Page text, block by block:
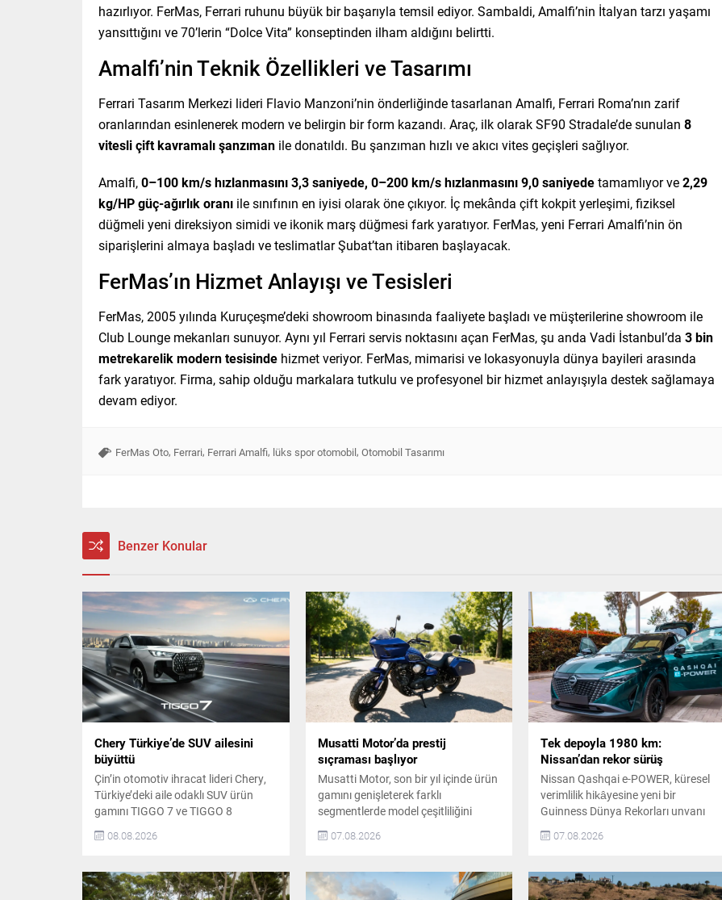
hazırlıyor. FerMas, Ferrari ruhunu büyük bir başarıyla temsil ediyor. Sambaldi, Amalfi’nin İtalyan tarzı yaşamı
yansıttığını ve 70’lerin “Dolce Vita” konseptinden ilham aldığını belirtti.
Amalfi’nin Teknik Özellikleri ve Tasarımı
Ferrari Tasarım Merkezi lideri Flavio Manzoni’nin önderliğinde tasarlanan Amalfi, Ferrari Roma’nın zarif
oranlarından esinlenerek modern ve belirgin bir form kazandı. Araç, ilk olarak SF90 Stradale’de sunulan 8
vitesli çift kavramalı şanzıman ile donatıldı. Bu şanzıman hızlı ve akıcı vites geçişleri sağlıyor.
Amalfi,0–100 km/s hızlanmasını 3,3 saniyede, 0–200 km/s hızlanmasını 9,0 saniyedetamamlıyor ve2,29
kg/HP güç-ağırlık oranı ile sınıfının en iyisi olarak öne çıkıyor. İç mekânda çift kokpit yerleşimi, fiziksel
düğmeli yeni direksiyon simidi ve ikonik marş düğmesi fark yaratıyor. FerMas, yeni Ferrari Amalfi’nin ön
siparişlerini almaya başladı ve teslimatlar Şubat’tan itibaren başlayacak.
FerMas’ın Hizmet Anlayışı ve Tesisleri
FerMas, 2005 yılında Kuruçeşme’deki showroom binasında faaliyete başladı ve müşterilerine showroom ile
Club Lounge mekanları sunuyor. Aynı yıl Ferrari servis noktasını açan FerMas, şu anda Vadi İstanbul’da 3 bin
metrekarelik modern tesisinde hizmet veriyor. FerMas, mimarisi ve lokasyonuyla dünya bayileri arasında
fark yaratıyor. Firma, sahip olduğu markalara tutkulu ve profesyonel bir hizmet anlayışıyla destek sağlamaya
devam ediyor.
FerMas Oto, Ferrari, Ferrari Amalfi, lüks spor otomobil, Otomobil Tasarımı
Benzer Konular
Chery Türkiye’de SUV ailesini
büyüttü
Çin’in otomotiv ihracat lideri Chery,
Türkiye’deki aile odaklı SUV ürün
gamını TIGGO 7 ve TIGGO 8
ediyor. Global pazarlarda 1 milyon
NCAP’ten aldığı beş yıldızlı güvenlik
performansı ve kullanıcı odaklı
08.08.2026
Musatti Motor’da prestij
sıçraması başlıyor
Musatti Motor, son bir yıl içinde ürün
gamını genişleterek farklı
segmentlerde model çeşitliliğini
vizyonunu karadan denize taşıyan
modelleriyle daha güçlü, yenilikçi ve
premium bir konuma hazırlanıyor.
07.08.2026
Tek depoyla 1980 km:
Nissan’dan rekor sürüş
Nissan Qashqai e-POWER, küresel
verimlilik hikâyesine yeni bir
Guinness Dünya Rekorları unvanı
gerçekleştirdiği 1.980 kilometrelik
Depoyla 1980 Kilometre Rekoru Yeni
nesil e-POWER teknolojisiyle
07.08.2026